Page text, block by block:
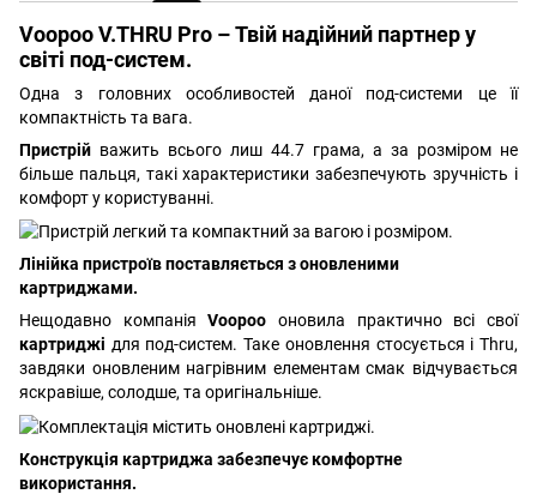
Voopoo V.THRU Pro – Твій надійний партнер у
світі под-систем.
Одна з головних особливостей даної под-системи це її
компактність та вага.
Пристрій важить всього лиш 44.7 грама, а за розміром не
більше пальця, такі характеристики забезпечують зручність і
комфорт у користуванні.
Лінійка пристроїв поставляється з оновленими
картриджами.
Нещодавно компаніяVoopooоновила практично всі свої
картриджі для под-систем. Таке оновлення стосується і Thru,
завдяки оновленим нагрівним елементам смак відчувається
яскравіше, солодше, та оригінальніше.
Конструкція картриджа забезпечує комфортне
використання.